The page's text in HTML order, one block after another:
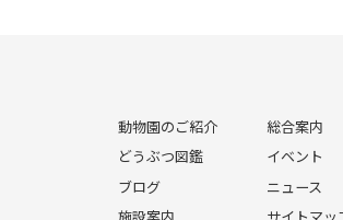
動物園のご紹介
どうぶつ図鑑
ブログ
総合案内
イベント
ニュース